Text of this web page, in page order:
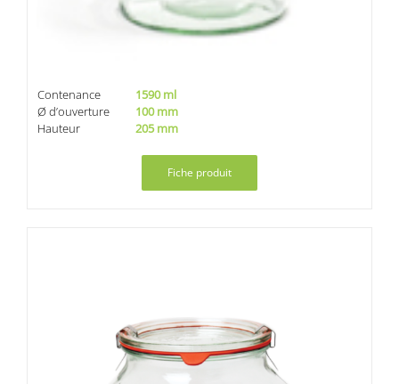
Contenance
1590 ml
Ø d’ouverture
100 mm
Hauteur
205 mm
Fiche produit